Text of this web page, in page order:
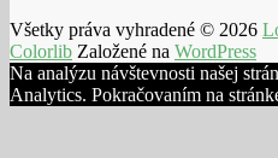
Všetky práva vyhradené © 2026
Colorlib Založené na WordPress
Na analýzu návštevnosti našej
Analytics. Pokračovaním na